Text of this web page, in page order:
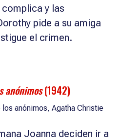
y las
pide a su amiga
el crimen.
anónimos(1942)
Joanna deciden ir a